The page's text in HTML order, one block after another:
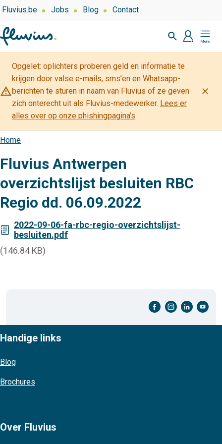
Overslaan
en
naar
de
inhoud
gaan
Top
navigation
Over
Fluvius.be Jobs Blog Contact
Zoeken
profiel
Mijn
Fluvius
warning_amber
Opgelet: oplichters proberen geld en informatie te
krijgen door valse e-mails, sms’en en Whatsapp-
berichten te sturen in naam van Fluvius of ze geven
zich onterecht uit als Fluvius-medewerker. Lees er
alles over op onze phishingpagina’s.
close
Kruimelpad
Home
Fluvius Antwerpen
overzichtslijst besluiten RBC
Regio dd. 06.09.2022
2022-09-06-fa-rbc-regio-overzichtslijst-
besluiten.pdf
(146.84 KB)
facebook-cirkel instagram-cirkel linkedin-cirkel youtube-cirkel
Handige links
Blog
Brochures
Over Fluvius